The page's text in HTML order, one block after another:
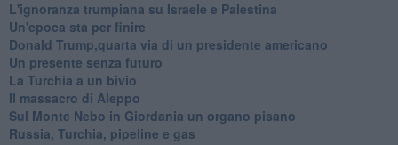
L'ignoranza trumpiana su Israele e Palestina
Un'epoca sta per finire
Donald Trump,quarta via di un presidente americano
Un presente senza futuro
La Turchia a un bivio
Il massacro di Aleppo
Sul Monte Nebo in Giordania un organo pisano
Russia, Turchia, pipeline e gas